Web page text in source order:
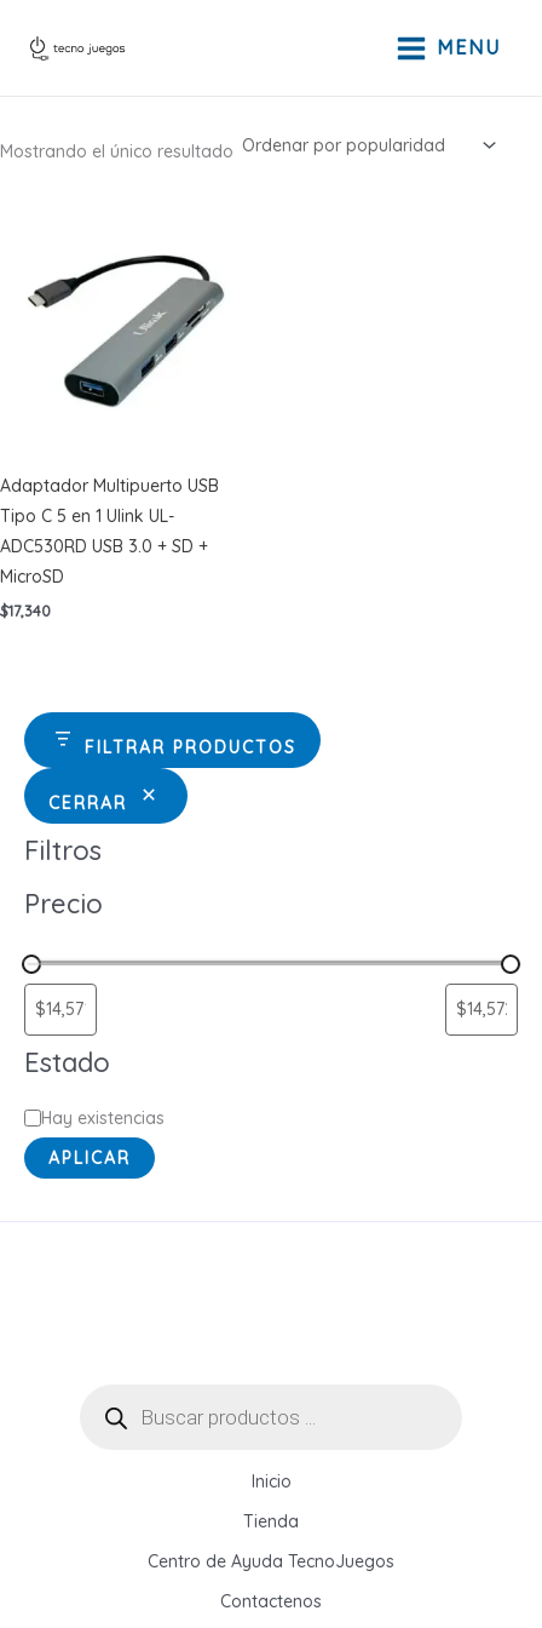
MENU
FILTRAR PRODUCTOS
CERRAR
Filtros
Precio
Estado
E
s
a
Hay existencias
APLICAR
Mostrando el único resultado
Adaptador Multipuerto USB
Tipo C 5 en 1 Ulink UL-
ADC530RD USB 3.0 + SD +
MicroSD
$17,340
productos
Inicio
Tienda
Centro de Ayuda TecnoJuegos
Contactenos